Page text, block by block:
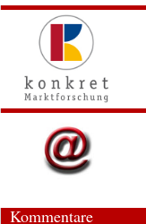
Kommentare